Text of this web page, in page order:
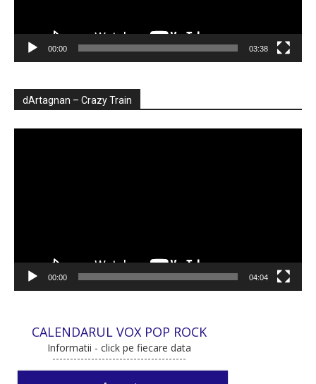
00:00 03:38
dArtagnan – Crazy Train
00:00 04:04
CALENDARUL VOX POP ROCK
Informatii - click pe fiecare data